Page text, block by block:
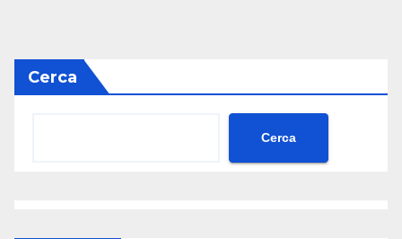
Cerca
Cerca